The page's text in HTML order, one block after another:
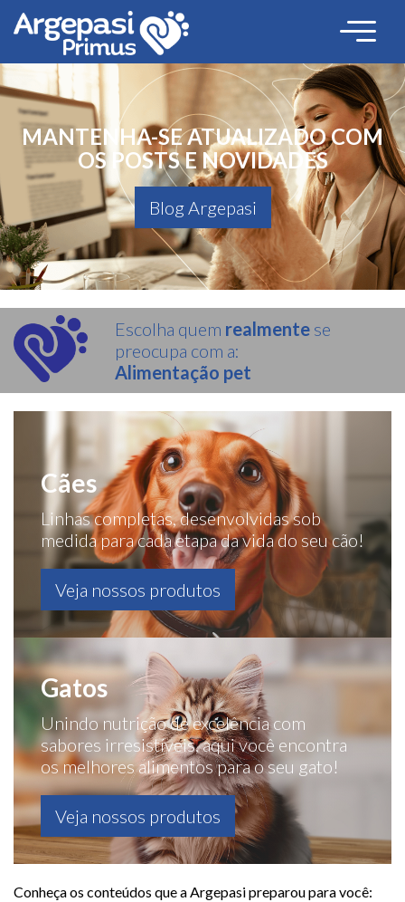
MANTENHA-SE ATUALIZADO COM
OS POSTS E NOVIDADES
Blog Argepasi
Escolha quem realmente se
preocupa com a:
Alimentação pet
Cães
Linhas completas, desenvolvidas sob
medida para cada etapa da vida do seu cão!
Veja nossos produtos
Gatos
Unindo nutrição de excelência com
sabores irresistíveis, aqui você encontra
os melhores alimentos para o seu gato!
Veja nossos produtos
Conheça os conteúdos que a Argepasi preparou para você: